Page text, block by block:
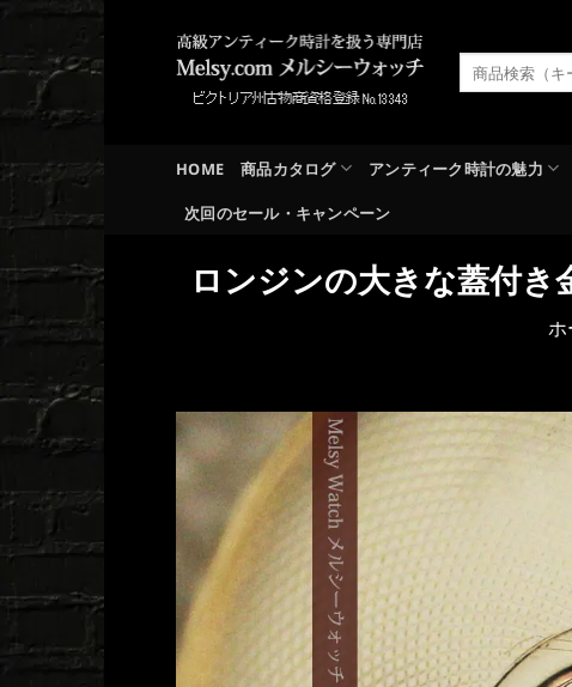
to
HOME 商品カタログ アンティーク時計の魅力
次回のセール・キャンペーン
ロンジンの大きな蓋付き
ホ